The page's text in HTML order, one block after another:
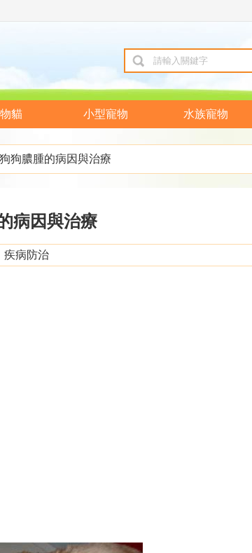
貓 小型寵物 水族寵物
狗膿腫的病因與治療
病因與治療
疾病防治